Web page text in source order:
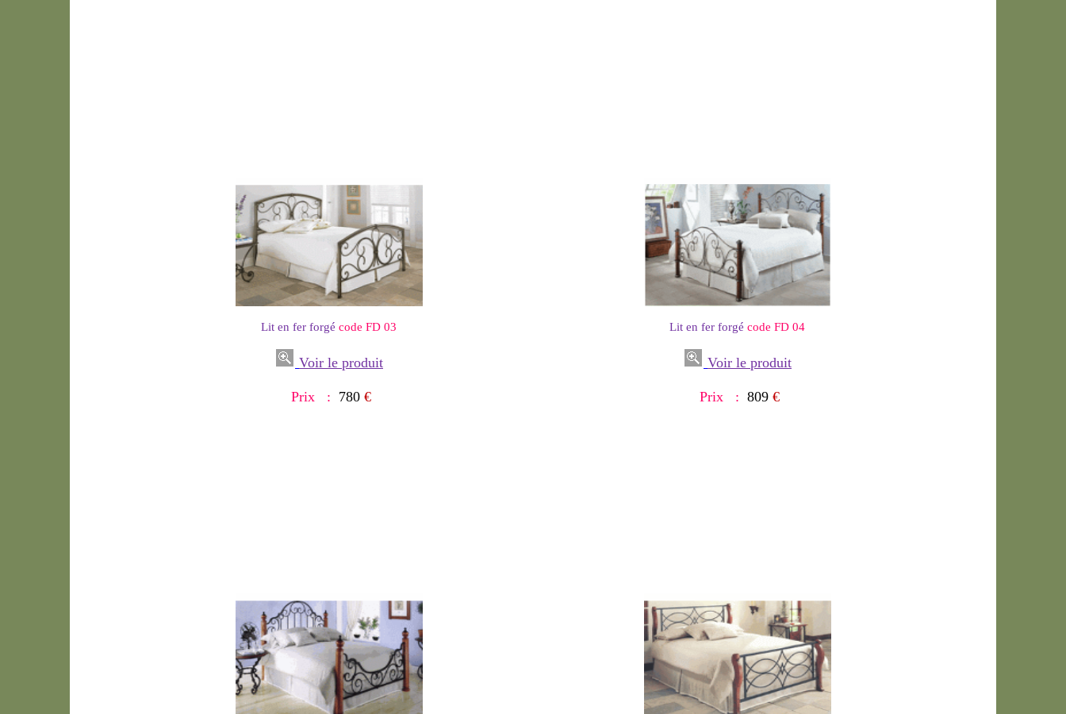
Lit en fer forgé code FD 03
Voir le produit
Prix : 780 €
Lit en fer forgé code FD 04
Voir le produit
Prix : 809 €